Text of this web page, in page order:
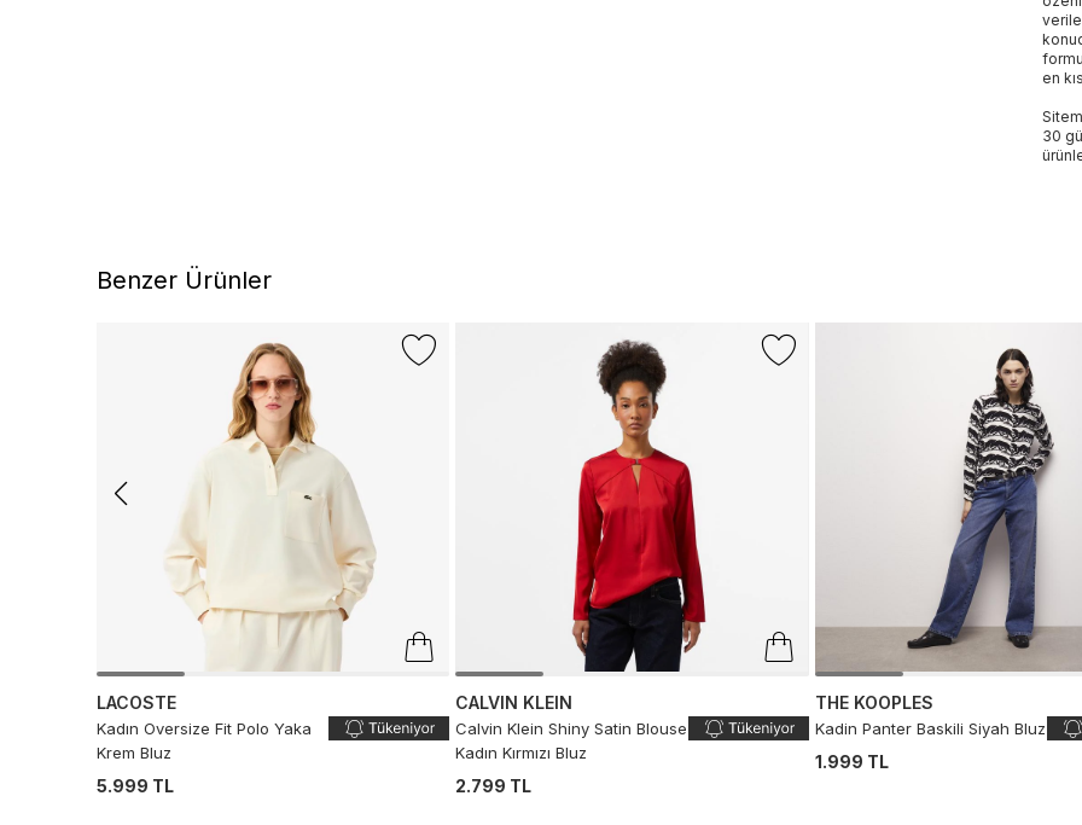
en
30
Benzer Ürünler
LACOSTE
Kadın Oversize Fit Polo Yaka
Krem Bluz
5.999 TL
CALVIN KLEIN
Calvin Klein Shiny Satin Blouse
Kadın Kırmızı Bluz
2.799 TL
THE KOOPLES
Kadin Panter Baskili Siyah Bluz
1.999 TL